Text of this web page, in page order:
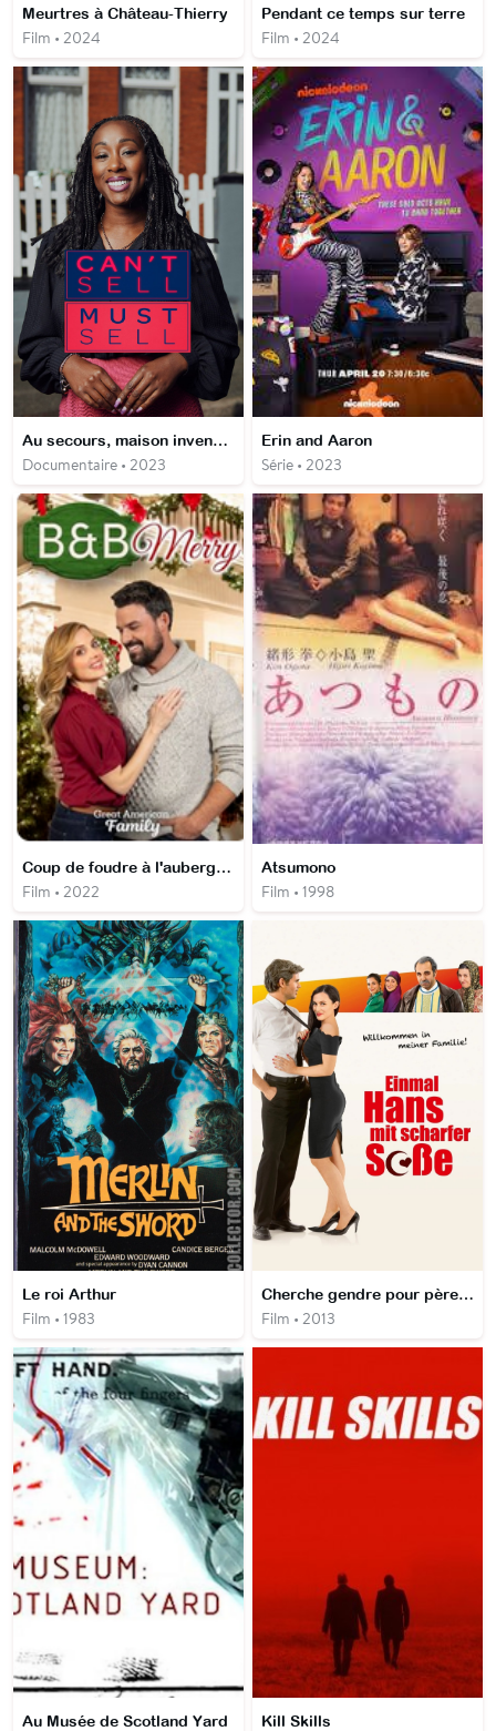
Meurtres à Château-Thierry
Film • 2024
Pendant ce temps sur terre
Film • 2024
Au secours, maison invendable
Documentaire • 2023
Erin and Aaron
Série • 2023
Coup de foudre à l'auberge de Noël
Film • 2022
Atsumono
Film • 1998
Le roi Arthur
Film • 1983
Cherche gendre pour père turc
Film • 2013
Au Musée de Scotland Yard Kill Skills